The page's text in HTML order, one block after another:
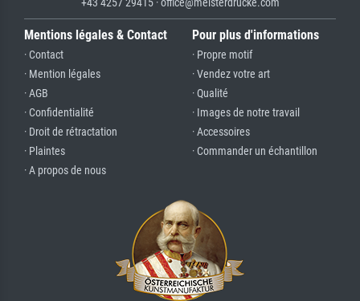
Mentions légales & Contact
· Contact
· Mention légales
· AGB
· Confidentialité
· Droit de rétractation
· Plaintes
· A propos de nous
Pour plus d'informations
· Propre motif
· Vendez votre art
· Qualité
· Images de notre travail
· Accessoires
· Commander un échantillon